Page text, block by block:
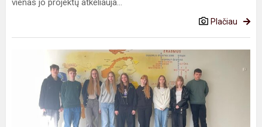
vienas jo projektų atkeliauja...
Plačiau
mokinių
mobilumo